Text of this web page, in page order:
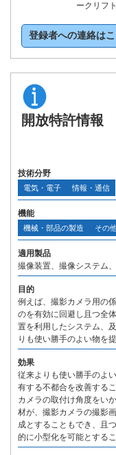
ークリフト
登録者への連絡は
開放特許情報
技術分野
電気・電子 情報・通信
機能
機械・部品の製造 その
適用製品
撮像装置、撮像システム
目的
例えば、撮影カメラ用の
のを有効に回避し且つ全
置を利用したシステム、
りも使い勝手のよい物を提
効果
従来よりも使い勝手のよ
有する不都合を改善する
カメラの取付け角度をい
材が、撮影カメラの撮影
成とすることもでき、且
的に小型化を可能とする